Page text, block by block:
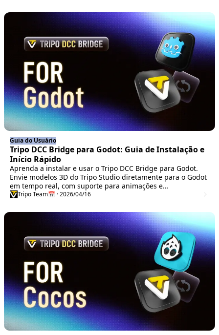
Guia do Usuário
Tripo DCC Bridge para Godot: Guia de Instalação e
Início Rápido
Aprenda a instalar e usar o Tripo DCC Bridge para Godot.
Envie modelos 3D do Tripo Studio diretamente para o Godot
em tempo real, com suporte para animações e
configurações de importação otimizadas.
Tripo Team📅 · 2026/04/16